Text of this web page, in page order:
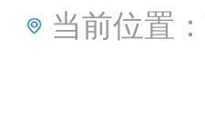
当前位置：